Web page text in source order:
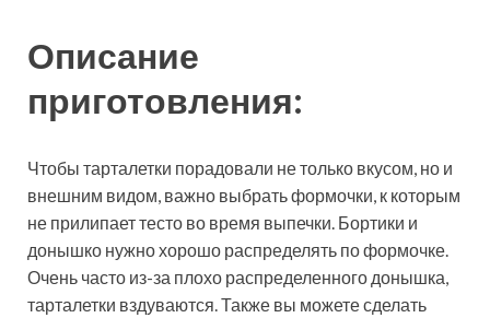
Описание
приготовления:
Чтобы тарталетки порадовали не только вкусом, но и
внешним видом, важно выбрать формочки, к которым
не прилипает тесто во время выпечки. Бортики и
донышко нужно хорошо распределять по формочке.
Очень часто из-за плохо распределенного донышка,
тарталетки вздуваются. Также вы можете сделать